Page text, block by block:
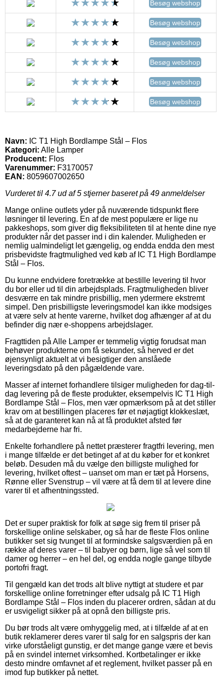
Besøg webshop
Besøg webshop
Besøg webshop
Besøg webshop
Besøg webshop
Besøg webshop
Navn: IC T1 High Bordlampe Stål – Flos
Kategori: Alle Lamper
Producent: Flos
Varenummer: F3170057
EAN: 8059607002650
Vurderet til 4.7ud af 5 stjerner baseret på 49 anmeldelser
Mange online outlets yder på nuværende tidspunkt flere
løsninger til levering. En af de mest populære er lige nu
pakkeshops, som giver dig fleksibiliteten til at hente dine nye
produkter når det passer ind i din kalender. Muligheden er
nemlig ualmindeligt let gængelig, og endda endda den mest
prisbevidste fragtmulighed ved køb af IC T1 High Bordlampe
Stål – Flos.
Du kunne endvidere foretrække at bestille levering til hvor
du bor eller ud til din arbejdsplads. Fragtmuligheden bliver
desværre en tak mindre prisbillig, men ydermere ekstremt
simpel. Den prisbilligste leveringsmodel kan ikke modsiges
at være selv at hente varerne, hvilket dog afhænger af at du
befinder dig nær e-shoppens arbejdslager.
Fragttiden på Alle Lamper er temmelig vigtig forudsat man
behøver produkterne om få sekunder, så herved er det
øjensynligt aktuelt at vi besigtiger den anslåede
leveringsdato på den pågældende vare.
Masser af internet forhandlere tilsiger muligheden for dag-til-
dag levering på de fleste produkter, eksempelvis IC T1 High
Bordlampe Stål – Flos, men vær opmærksom på at det stiller
krav om at bestillingen placeres før et nøjagtigt klokkeslæt,
så at de garanteret kan nå at få produktet afsted før
medarbejderne har fri.
Enkelte forhandlere på nettet præsterer fragtfri levering, men
i mange tilfælde er det betinget af at du køber for et konkret
beløb. Desuden må du vælge den billigste mulighed for
levering, hvilket oftest – uanset om man er tæt på Horsens,
Rønne eller Svenstrup – vil være at få dem til at levere dine
varer til et afhentningssted.
Det er super praktisk for folk at søge sig frem til priser på
forskellige online selskaber, og så har de fleste Flos online
butikker set sig tvunget til at formindske salgsværdien på en
række af deres varer – til babyer og børn, lige så vel som til
damer og herrer – en hel del, og endda nogle gange tilbyde
portofri fragt.
Til gengæld kan det trods alt blive nyttigt at studere et par
forskellige online forretninger efter udsalg på IC T1 High
Bordlampe Stål – Flos inden du placerer ordren, sådan at du
er usvigeligt sikker på at opnå den billigste pris.
Du bør trods alt være omhyggelig med, at i tilfælde af at en
butik reklamerer deres varer til salg for en salgspris der kan
virke uforståeligt gunstig, er det mange gange være et bevis
på en svindel internet virksomhed. Kortbetalinger er ikke
desto mindre omfavnet af et reglement, hvilket passer på en
imod fup butikker på nettet.